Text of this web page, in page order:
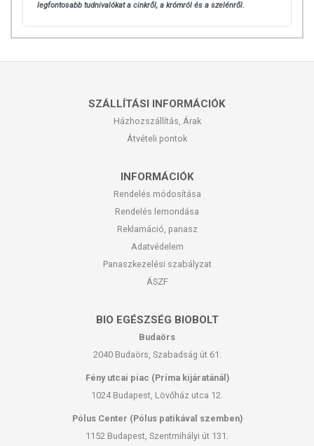
legfontosabb tudnivalókat a cinkről, a krómról és a szelénről.
SZÁLLÍTÁSI INFORMÁCIÓK
Házhozszállítás, Árak
Átvételi pontok
INFORMÁCIÓK
Rendelés módosítása
Rendelés lemondása
Reklamáció, panasz
Adatvédelem
Panaszkezelési szabályzat
ÁSZF
BIO EGÉSZSÉG BIOBOLT
Budaörs
2040 Budaörs, Szabadság út 61.
Fény utcai piac (Príma kijáratánál)
1024 Budapest, Lövőház utca 12.
Pólus Center (Pólus patikával szemben)
1152 Budapest, Szentmihályi út 131.